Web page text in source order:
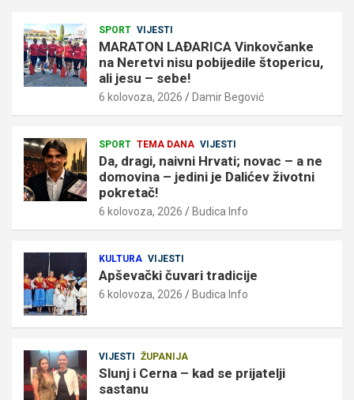
SPORT VIJESTI
MARATON LAĐARICA Vinkovčanke
na Neretvi nisu pobijedile štopericu,
ali jesu – sebe!
6 kolovoza, 2026 Damir Begović
SPORT TEMA DANA VIJESTI
Da, dragi, naivni Hrvati; novac – a ne
domovina – jedini je Dalićev životni
pokretač!
6 kolovoza, 2026 Budica Info
KULTURA VIJESTI
Apševački čuvari tradicije
6 kolovoza, 2026 Budica Info
VIJESTI ŽUPANIJA
Slunj i Cerna – kad se prijatelji
sastanu